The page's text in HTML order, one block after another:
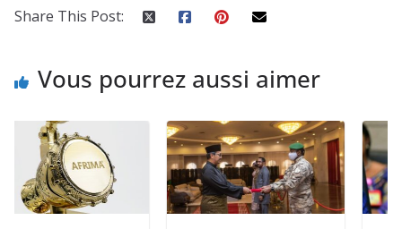
Share This Post:
Vous pourrez aussi aimer